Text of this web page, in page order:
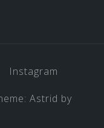
Instagram
Astrid by